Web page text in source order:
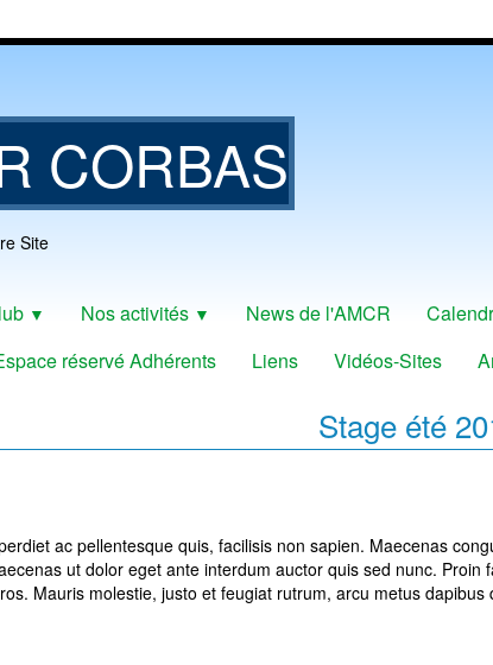
CORBAS
Site
▼ Nos activités ▼ News de l'AMCR
réservé Adhérents Liens Vidéos-Sites
Stage été
ac pellentesque quis, facilisis non sapien. Maecenas
ut dolor eget ante interdum auctor quis sed nunc.
Mauris molestie, justo et feugiat rutrum, arcu metus